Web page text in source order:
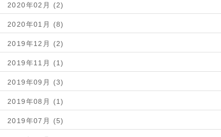
2020年02月 (2)
2020年01月 (8)
2019年12月 (2)
2019年11月 (1)
2019年09月 (3)
2019年08月 (1)
2019年07月 (5)